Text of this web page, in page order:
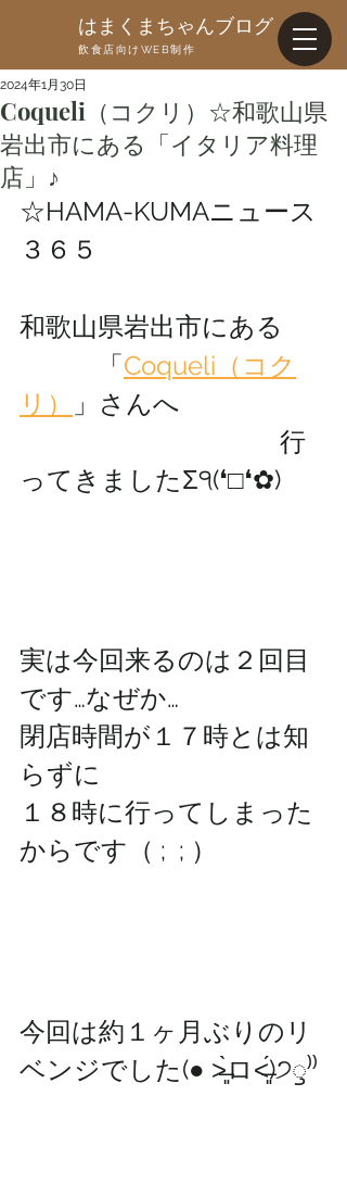
はまくまちゃんブログ
飲食店向けWEB制作
Coqueli（コクリ）☆和歌山県
岩出市にある「イタリア料理
店」♪
2024年1月30日
☆HAMA-KUMAニュース
３６５
和歌山県岩出市にある
「Coqueli（コク
リ）
」さんへ
行
ってきましたΣ੧(❛□❛✿)
実は今回来るのは２回目
です…なぜか…
閉店時間が１７時とは知
らずに
１８時に行ってしまった
からです（ ;  ; ）
今回は約１ヶ月ぶりのリ
ベンジでした(● ˃̶͈̀ロ˂̶͈́)੭ꠥ⁾⁾